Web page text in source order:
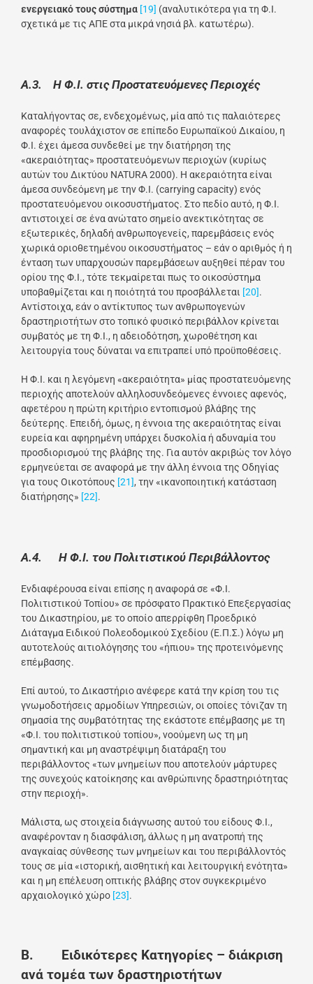
ενεργειακό τους σύστημα [19] (αναλυτικότερα για τη Φ.Ι.
σχετικά με τις ΑΠΕ στα μικρά νησιά βλ. κατωτέρω).
Α.3. Η Φ.Ι. στις Προστατευόμενες Περιοχές
Καταλήγοντας σε, ενδεχομένως, μία από τις παλαιότερες
αναφορές τουλάχιστον σε επίπεδο Ευρωπαϊκού Δικαίου, η
Φ.Ι. έχει άμεσα συνδεθεί με την διατήρηση της
«ακεραιότητας» προστατευόμενων περιοχών (κυρίως
αυτών του Δικτύου NATURA 2000). Η ακεραιότητα είναι
άμεσα συνδεόμενη με την Φ.Ι. (carrying capacity) ενός
προστατευόμενου οικοσυστήματος. Στο πεδίο αυτό, η Φ.Ι.
αντιστοιχεί σε ένα ανώτατο σημείο ανεκτικότητας σε
εξωτερικές, δηλαδή ανθρωπογενείς, παρεμβάσεις ενός
χωρικά οριοθετημένου οικοσυστήματος – εάν ο αριθμός ή η
ένταση των υπαρχουσών παρεμβάσεων αυξηθεί πέραν του
ορίου της Φ.Ι., τότε τεκμαίρεται πως το οικοσύστημα
υποβαθμίζεται και η ποιότητά του προσβάλλεται [20].
Αντίστοιχα, εάν ο αντίκτυπος των ανθρωπογενών
δραστηριοτήτων στο τοπικό φυσικό περιβάλλον κρίνεται
συμβατός με τη Φ.Ι., η αδειοδότηση, χωροθέτηση και
λειτουργία τους δύναται να επιτραπεί υπό προϋποθέσεις.
Η Φ.Ι. και η λεγόμενη «ακεραιότητα» μίας προστατευόμενης
περιοχής αποτελούν αλληλοσυνδεόμενες έννοιες αφενός,
αφετέρου η πρώτη κριτήριο εντοπισμού βλάβης της
δεύτερης. Επειδή, όμως, η έννοια της ακεραιότητας είναι
ευρεία και αφηρημένη υπάρχει δυσκολία ή αδυναμία του
προσδιορισμού της βλάβης της. Για αυτόν ακριβώς τον λόγο
ερμηνεύεται σε αναφορά με την άλλη έννοια της Οδηγίας
για τους Οικοτόπους [21], την «ικανοποιητική κατάσταση
διατήρησης» [22].
A.4. Η Φ.Ι. του Πολιτιστικού Περιβάλλοντος
Ενδιαφέρουσα είναι επίσης η αναφορά σε «Φ.Ι.
Πολιτιστικού Τοπίου» σε πρόσφατο Πρακτικό Επεξεργασίας
του Δικαστηρίου, με το οποίο απερρίφθη Προεδρικό
Διάταγμα Ειδικού Πολεοδομικού Σχεδίου (Ε.Π.Σ.) λόγω μη
αυτοτελούς αιτιολόγησης του «ήπιου» της προτεινόμενης
επέμβασης.
Επί αυτού, το Δικαστήριο ανέφερε κατά την κρίση του τις
γνωμοδοτήσεις αρμοδίων Υπηρεσιών, οι οποίες τόνιζαν τη
σημασία της συμβατότητας της εκάστοτε επέμβασης με τη
«Φ.Ι. του πολιτιστικού τοπίου», νοούμενη ως τη μη
σημαντική και μη αναστρέψιμη διατάραξη του
περιβάλλοντος «των μνημείων που αποτελούν μάρτυρες
της συνεχούς κατοίκησης και ανθρώπινης δραστηριότητας
στην περιοχή».
Μάλιστα, ως στοιχεία διάγνωσης αυτού του είδους Φ.Ι.,
αναφέρονταν η διασφάλιση, άλλως η μη ανατροπή της
αναγκαίας σύνθεσης των μνημείων και του περιβάλλοντός
τους σε μία «ιστορική, αισθητική και λειτουργική ενότητα»
και η μη επέλευση οπτικής βλάβης στον συγκεκριμένο
αρχαιολογικό χώρο [23].
Β. Ειδικότερες Κατηγορίες – διάκριση
ανά τομέα των δραστηριοτήτων